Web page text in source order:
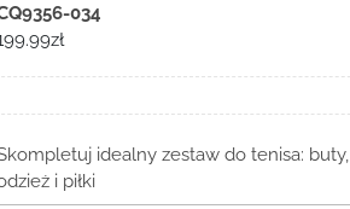
034
zł
idealny zestaw do tenisa: buty,
i piłki